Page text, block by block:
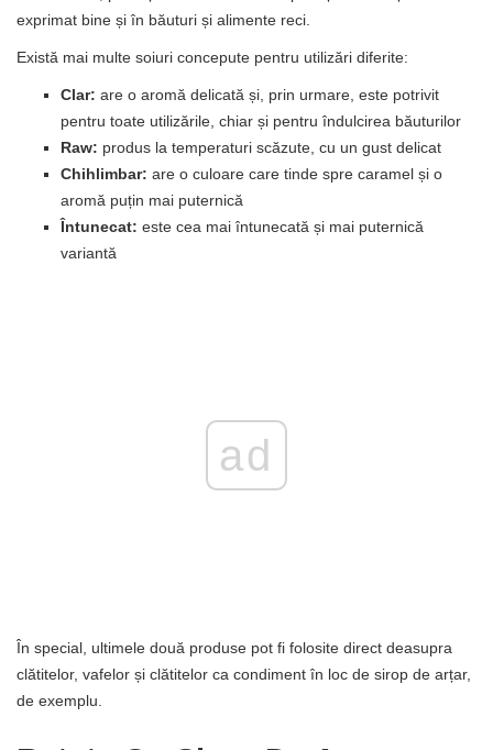
exprimat bine și în băuturi și alimente reci.
Există mai multe soiuri concepute pentru utilizări diferite:
Clar: are o aromă delicată și, prin urmare, este potrivit
pentru toate utilizările, chiar și pentru îndulcirea băuturilor
Raw: produs la temperaturi scăzute, cu un gust delicat
Chihlimbar: are o culoare care tinde spre caramel și o
aromă puțin mai puternică
Întunecat: este cea mai întunecată și mai puternică
variantă
ad
În special, ultimele două produse pot fi folosite direct deasupra
clătitelor, vafelor și clătitelor ca condiment în loc de sirop de arțar,
de exemplu.